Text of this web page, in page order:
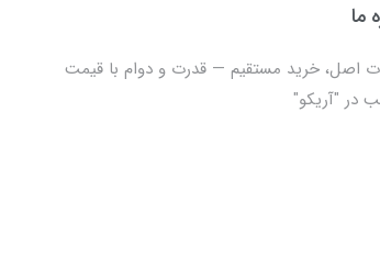
ما
اصل، خرید مستقیم — قدرت و دوام با قیمت
در "آریکو"